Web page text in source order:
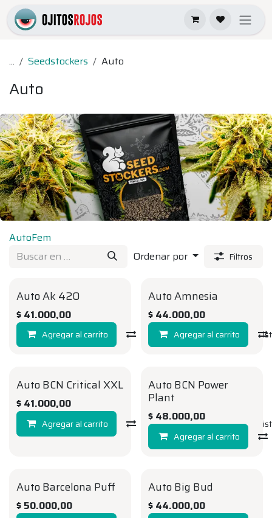
Ir al contenido
... Seedstockers Auto
Auto
AutoFem
Ordenar por
Filtros
AUTO
Auto Ak 420
$ 41.000,00
Agregar al carrito Compara Agregar a la
AUTO
Auto Amnesia
$ 44.000,00
Agregar al carrito
AUTO
Auto BCN Critical XXL
$ 41.000,00
Agregar al carrito Compara Agregar a la
AUTO
Auto BCN Power
Plant
$ 48.000,00
Agregar al carrito
AUTO
Auto Barcelona Puff
$ 50.000,00
AUTO
Auto Big Bud
$ 44.000,00